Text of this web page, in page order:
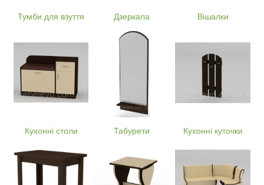
Тумби для взуття Дзеркала Вішалки
Кухонні столи Табурети Кухонні куточки